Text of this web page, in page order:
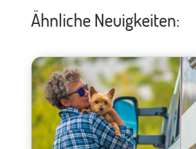
Ähnliche Neuigkeiten: